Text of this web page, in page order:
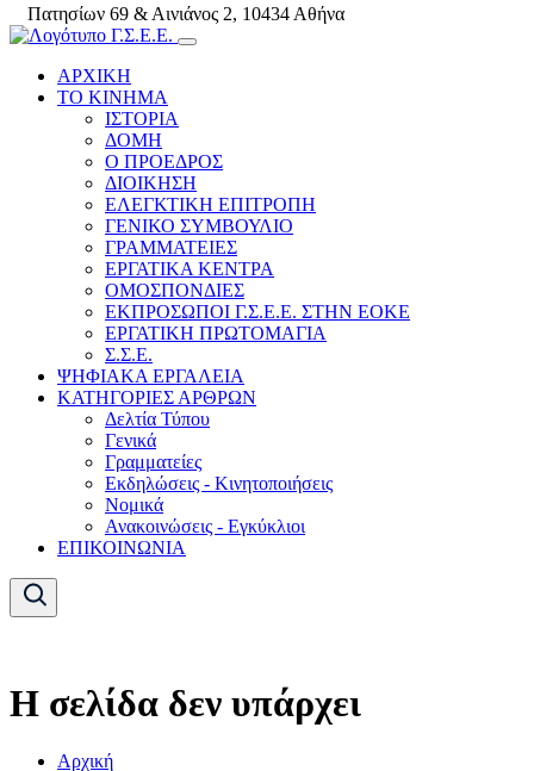
Πατησίων 69 & Αινιάνος 2, 10434 Αθήνα
ΑΡΧΙΚΗ
ΤΟ ΚΙΝΗΜΑ
ΙΣΤΟΡΙΑ
ΔΟΜΗ
Ο ΠΡΟΕΔΡΟΣ
ΔΙΟΙΚΗΣΗ
ΕΛΕΓΚΤΙΚΗ ΕΠΙΤΡΟΠΗ
ΓΕΝΙΚΟ ΣΥΜΒΟΥΛΙΟ
ΓΡΑΜΜΑΤΕΙΕΣ
ΕΡΓΑΤΙΚΑ ΚΕΝΤΡΑ
ΟΜΟΣΠΟΝΔΙΕΣ
ΕΚΠΡΟΣΩΠΟΙ Γ.Σ.Ε.Ε. ΣΤΗΝ ΕΟΚΕ
ΕΡΓΑΤΙΚΗ ΠΡΩΤΟΜΑΓΙΑ
Σ.Σ.Ε.
ΨΗΦΙΑΚΑ ΕΡΓΑΛΕΙΑ
ΚΑΤΗΓΟΡΙΕΣ ΑΡΘΡΩΝ
Δελτία Τύπου
Γενικά
Γραμματείες
Εκδηλώσεις - Κινητοποιήσεις
Νομικά
Ανακοινώσεις - Εγκύκλιοι
ΕΠΙΚΟΙΝΩΝΙΑ
Η σελίδα δεν υπάρχει
Αρχική